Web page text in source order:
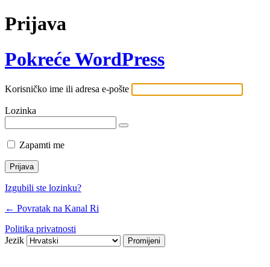
Prijava
Pokreće WordPress
Korisničko ime ili adresa e-pošte
Lozinka
Zapamti me
Izgubili ste lozinku?
← Povratak na Kanal Ri
Politika privatnosti
Jezik